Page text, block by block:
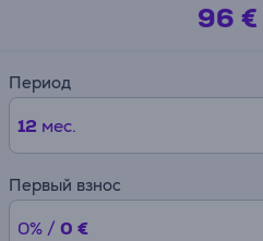
96 €
Период
12 мес.
Первый взнос
0% / 0 €